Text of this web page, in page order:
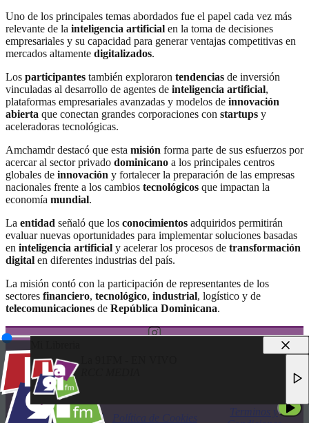
Uno de los principales temas abordados fue el papel cada vez más
relevante de la inteligencia artificial en la toma de decisiones
empresariales y su capacidad para generar ventajas competitivas en
mercados altamente digitalizados.
Los participantes también exploraron tendencias de inversión
vinculadas al desarrollo de agentes de inteligencia artificial,
plataformas empresariales avanzadas y modelos de innovación
abierta que conectan grandes corporaciones con startups y
aceleradoras tecnológicas.
Amchamdr destacó que esta misión forma parte de sus esfuerzos por
acercar al sector privado dominicano a los principales centros
globales de innovación y fortalecer la preparación de las empresas
nacionales frente a los cambios tecnológicos que impactan la
economía mundial.
La entidad señaló que los conocimientos adquiridos permitirán
evaluar nuevas oportunidades para implementar soluciones basadas
en inteligencia artificial y acelerar los procesos de transformación
digital en diferentes industrias del país.
La misión contó con la participación de representantes de los
sectores financiero, tecnológico, industrial, logístico y de
telecomunicaciones de República Dominicana.
TODOS LOS DERECHOS RESERVADOS
Política de Privacidad
Terminos y